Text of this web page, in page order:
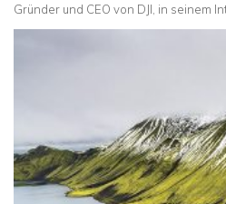
Gründer und CEO von DJI, in seinem